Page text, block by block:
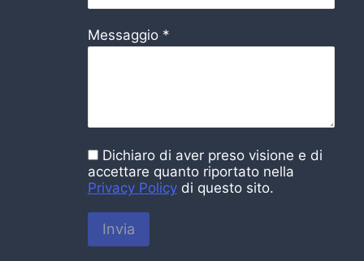
Messaggio *
Dichiaro di aver preso visione e di
accettare quanto riportato nella
Privacy Policydi questo sito.
Invia